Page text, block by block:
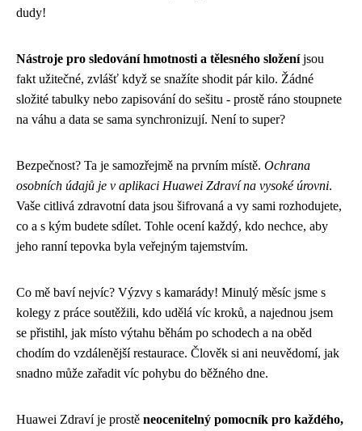
dudy!
Nástroje pro sledování hmotnosti a tělesného složeníjsou
fakt užitečné, zvlášť když se snažíte shodit pár kilo. Žádné
složité tabulky nebo zapisování do sešitu - prostě ráno stoupnete
na váhu a data se sama synchronizují. Není to super?
Bezpečnost? Ta je samozřejmě na prvním místě. Ochrana
osobních údajů je v aplikaci Huawei Zdraví na vysoké úrovni.
Vaše citlivá zdravotní data jsou šifrovaná a vy sami rozhodujete,
co a s kým budete sdílet. Tohle ocení každý, kdo nechce, aby
jeho ranní tepovka byla veřejným tajemstvím.
Co mě baví nejvíc? Výzvy s kamarády! Minulý měsíc jsme s
kolegy z práce soutěžili, kdo udělá víc kroků, a najednou jsem
se přistihl, jak místo výtahu běhám po schodech a na oběd
chodím do vzdálenější restaurace. Člověk si ani neuvědomí, jak
snadno může zařadit víc pohybu do běžného dne.
Huawei Zdraví je prostě neocenitelný pomocník pro každého,